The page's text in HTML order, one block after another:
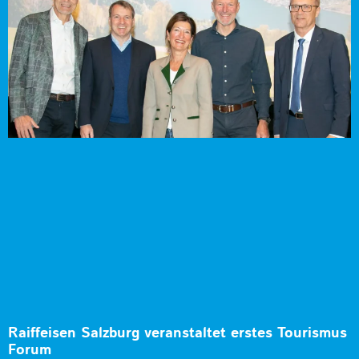
Raiffeisen Salzburg veranstaltet erstes Tourismus
Forum